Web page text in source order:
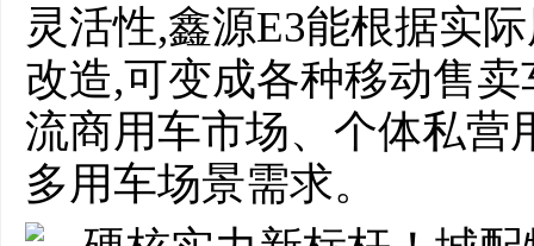
灵活性,鑫源E3能根据实
改造,可变成各种移动售
流商用车市场、个体私营
多用车场景需求。